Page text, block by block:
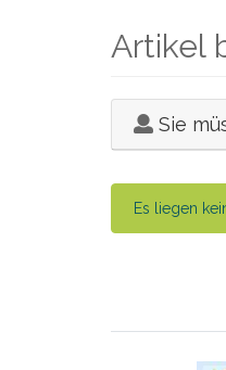
Artikel
Sie
Es liegen